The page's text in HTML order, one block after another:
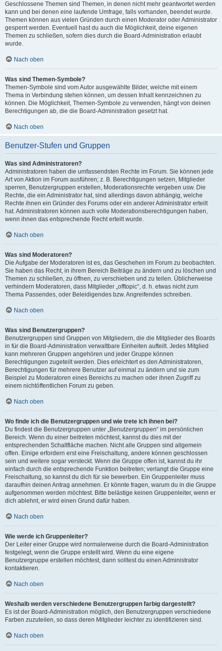
Geschlossene Themen sind Themen, in denen nicht mehr geantwortet werden
kann und bei denen eine laufende Umfrage, falls vorhanden, beendet wurde.
Themen können aus vielen Gründen durch einen Moderator oder Administrator
gesperrt werden. Eventuell hast du auch die Möglichkeit, deine eigenen
Themen zu schließen, sofern dies durch die Board-Administration erlaubt
wurde.
Nach oben
Was sind Themen-Symbole?
Themen-Symbole sind vom Autor ausgewählte Bilder, welche mit einem
Thema in Verbindung stehen können, um dessen Inhalt kennzeichnen zu
können. Die Möglichkeit, Themen-Symbole zu verwenden, hängt von deinen
Berechtigungen ab, die die Board-Administration gesetzt hat.
Nach oben
Benutzer-Stufen und Gruppen
Was sind Administratoren?
Administratoren haben die umfassendsten Rechte im Forum. Sie können jede
Art von Aktion im Forum ausführen; z. B. Berechtigungen setzen, Mitglieder
sperren, Benutzergruppen erstellen, Moderationsrechte vergeben usw. Die
Rechte, die ein Administrator hat, sind allerdings davon abhängig, welche
Rechte ihnen ein Gründer des Forums oder ein anderer Administrator erteilt
hat. Administratoren können auch volle Moderationsberechtigungen haben,
wenn ihnen das entsprechende Recht erteilt wurde.
Nach oben
Was sind Moderatoren?
Die Aufgabe der Moderatoren ist es, das Geschehen im Forum zu beobachten.
Sie haben das Recht, in ihrem Bereich Beiträge zu ändern und zu löschen und
Themen zu schließen, zu öffnen, zu verschieben und zu teilen. Üblicherweise
verhindern Moderatoren, dass Mitglieder „offtopic“, d. h. etwas nicht zum
Thema Passendes, oder Beleidigendes bzw. Angreifendes schreiben.
Nach oben
Was sind Benutzergruppen?
Benutzergruppen sind Gruppen von Mitgliedern, die die Mitglieder des Boards
in für die Board-Administration verwaltbare Einheiten aufteilt. Jedes Mitglied
kann mehreren Gruppen angehören und jeder Gruppe können
Berechtigungen zugeteilt werden. Dies erleichtert es den Administratoren,
Berechtigungen für mehrere Benutzer auf einmal zu ändern und sie zum
Beispiel zu Moderatoren eines Bereichs zu machen oder ihnen Zugriff zu
einem nichtöffentlichen Forum zu geben.
Nach oben
Wo finde ich die Benutzergruppen und wie trete ich ihnen bei?
Du findest die Benutzergruppen unter „Benutzergruppen“ im persönlichen
Bereich. Wenn du einer beitreten möchtest, kannst du dies mit der
entsprechenden Schaltfläche machen. Nicht alle Gruppen sind allgemein
offen. Einige erfordern erst eine Freischaltung, andere können geschlossen
sein und weitere sogar versteckt. Wenn die Gruppe offen ist, kannst du ihr
einfach durch die entsprechende Funktion beitreten; verlangt die Gruppe eine
Freischaltung, so kannst du dich für sie bewerben. Ein Gruppenleiter muss
daraufhin deinen Antrag annehmen. Er könnte fragen, warum du in die Gruppe
aufgenommen werden möchtest. Bitte belästige keinen Gruppenleiter, wenn er
dich ablehnt, er wird einen Grund dafür haben.
Nach oben
Wie werde ich Gruppenleiter?
Der Leiter einer Gruppe wird normalerweise durch die Board-Administration
festgelegt, wenn die Gruppe erstellt wird. Wenn du eine eigene
Benutzergruppe erstellen möchtest, dann solltest du einen Administrator
kontaktieren.
Nach oben
Weshalb werden verschiedene Benutzergruppen farbig dargestellt?
Es ist der Board-Administration möglich, den Benutzergruppen verschiedene
Farben zuzuteilen, so dass deren Mitglieder leichter zu identifizieren sind.
Nach oben